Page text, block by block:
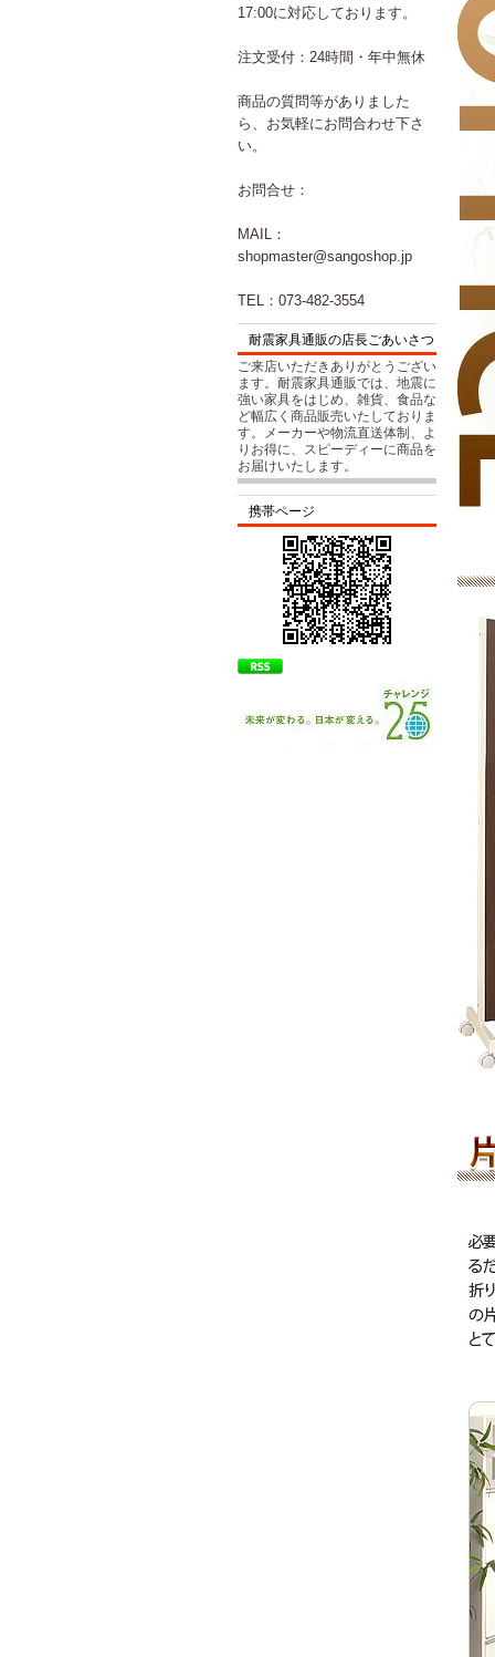
17:00に対応しております。
注文受付：24時間・年中無休
商品の質問等がありました
ら、お気軽にお問合わせ下さ
い。
お問合せ：
MAIL：
shopmaster@sangoshop.jp
TEL：073-482-3554
耐震家具通販の店長ごあいさつ
ご来店いただきありがとうござい
ます。耐震家具通販では、地震に
強い家具をはじめ、雑貨、食品な
ど幅広く商品販売いたしておりま
す。メーカーや物流直送体制、よ
りお得に、スピーディーに商品を
お届けいたします。
携帯ページ